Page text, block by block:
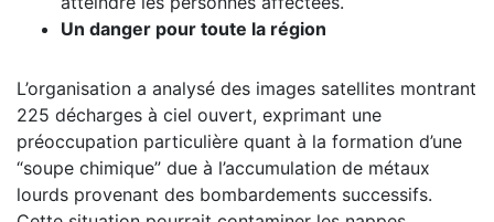
Un danger pour toute la région
L’organisation a analysé des images satellites montrant
225 décharges à ciel ouvert, exprimant une
préoccupation particulière quant à la formation d’une
“soupe chimique” due à l’accumulation de métaux
lourds provenant des bombardements successifs.